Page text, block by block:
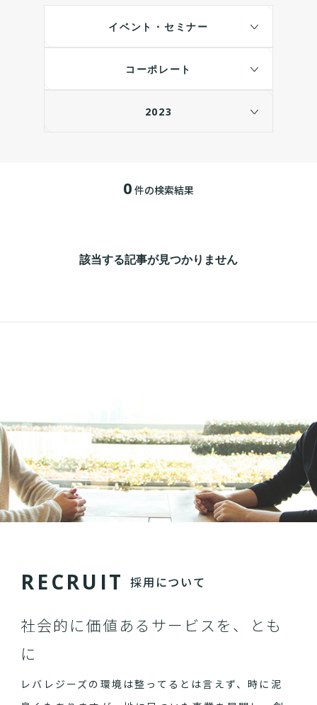
イベント・セミナー
コーポレート
2023
0 件の検索結果
該当する記事が見つかりません
RECRU IT 採用について
社会的に価値あるサービスを、とも
に
レバレジーズの環境は整ってるとは言えず、時に泥